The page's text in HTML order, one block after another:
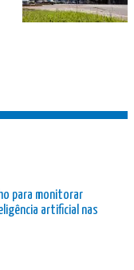
para monitorar
artificial nas